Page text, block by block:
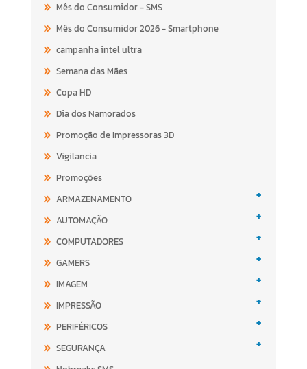
Mês do Consumidor - SMS
Mês do Consumidor 2026 - Smartphone
campanha intel ultra
Semana das Mães
Copa HD
Dia dos Namorados
Promoção de Impressoras 3D
Vigilancia
Promoções
ARMAZENAMENTO
+
AUTOMAÇÃO +
COMPUTADORES +
GAMERS +
IMAGEM +
IMPRESSÃO +
PERIFÉRICOS +
SEGURANÇA +